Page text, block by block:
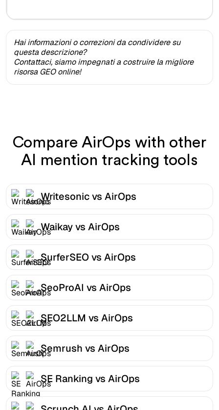
Hai informazioni o correzioni da condividere su
questa descrizione?
Contattaci, siamo impegnati a costruire la migliore
risorsa GEO online!
Compare AirOps with other
AI mention tracking tools
Writesonic vs AirOps
Waikay vs AirOps
SurferSEO vs AirOps
SeoProAI vs AirOps
SEO2LLM vs AirOps
Semrush vs AirOps
SE Ranking vs AirOps